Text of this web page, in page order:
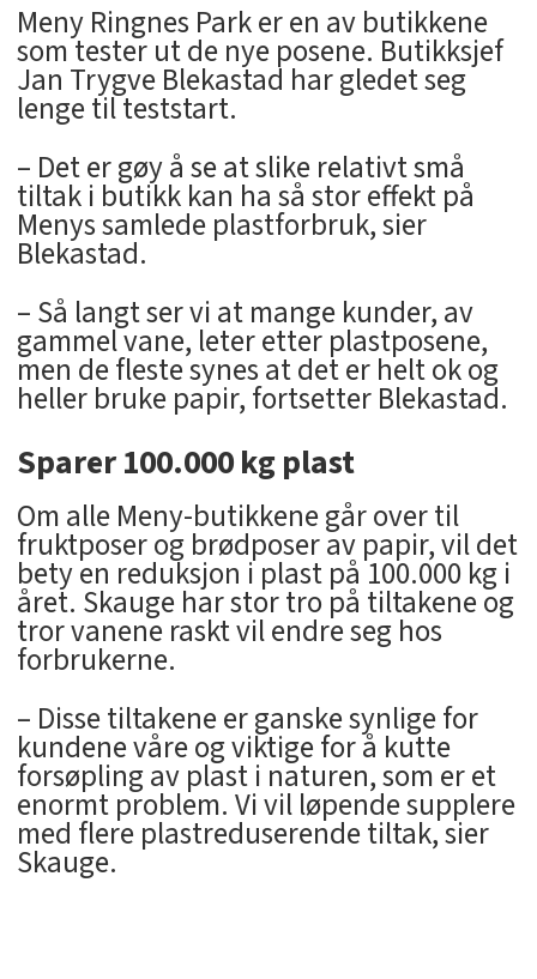
Meny Ringnes Park er en av butikkene
som tester ut de nye posene. Butikksjef
Jan Trygve Blekastad har gledet seg
lenge til teststart.
– Det er gøy å se at slike relativt små
tiltak i butikk kan ha så stor effekt på
Menys samlede plastforbruk, sier
Blekastad.
– Så langt ser vi at mange kunder, av
gammel vane, leter etter plastposene,
men de fleste synes at det er helt ok og
heller bruke papir, fortsetter Blekastad.
Sparer 100.000 kg plast
Om alle Meny-butikkene går over til
fruktposer og brødposer av papir, vil det
bety en reduksjon i plast på 100.000 kg i
året. Skauge har stor tro på tiltakene og
tror vanene raskt vil endre seg hos
forbrukerne.
– Disse tiltakene er ganske synlige for
kundene våre og viktige for å kutte
forsøpling av plast i naturen, som er et
enormt problem. Vi vil løpende supplere
med flere plastreduserende tiltak, sier
Skauge.